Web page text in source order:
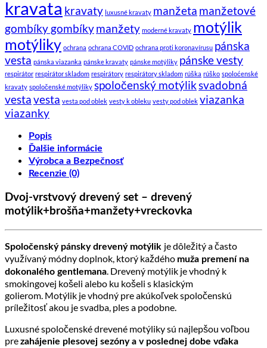
kravata kravaty luxusné kravaty manžeta manžetové
gombíky gombíkymanžety moderné kravaty motýlik
motýliky ochrana ochrana COVID ochrana proti koronavírusu pánska
vesta pánska viazanka pánske kravaty pánske motýliky pánske vesty
respirátor respirátor skladom respirátory respirátory skladom rúška rúško spoloćenské
kravaty spoločenské motýliky spoločenský motýliksvadobná
vestavesta vesta pod oblek vesty k obleku vesty pod oblek viazanka
viazanky
Popis
Ďalšie informácie
Výrobca a Bezpečnosť
Recenzie (0)
Dvoj-vrstvový drevený set – drevený
motýlik+brošňa+manžety+vreckovka
Spoločenský pánsky drevený motýlik je dôležitý a často
využívaný módny doplnok, ktorý každého muža premení na
dokonalého gentlemana . Drevený motýlik je vhodný k
smokingovej košeli alebo ku košeli s klasickým
golierom. Motýlik je vhodný pre akúkoľvek spoločenskú
príležitosť akou je svadba, ples a podobne.
Luxusné spoločenské drevené motýliky sú najlepšou voľbou
prezahájenie plesovej sezóny a v poslednej dobe vďaka